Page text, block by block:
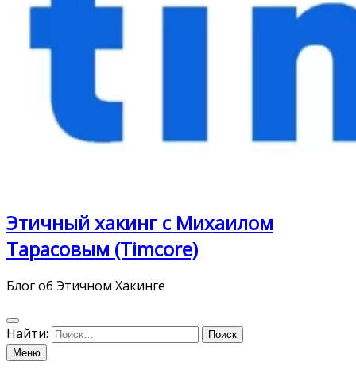
Этичный хакинг с Михаилом
Тарасовым (Timcore)
Блог об Этичном Хакинге
Найти:
Меню